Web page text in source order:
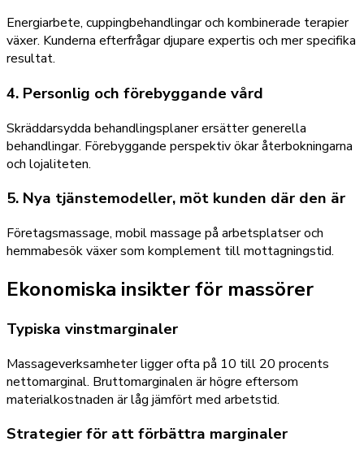
Energiarbete, cuppingbehandlingar och kombinerade terapier
växer. Kunderna efterfrågar djupare expertis och mer specifika
resultat.
4. Personlig och förebyggande vård
Skräddarsydda behandlingsplaner ersätter generella
behandlingar. Förebyggande perspektiv ökar återbokningarna
och lojaliteten.
5. Nya tjänstemodeller, möt kunden där den är
Företagsmassage, mobil massage på arbetsplatser och
hemmabesök växer som komplement till mottagningstid.
Ekonomiska insikter för massörer
Typiska vinstmarginaler
Massageverksamheter ligger ofta på 10 till 20 procents
nettomarginal. Bruttomarginalen är högre eftersom
materialkostnaden är låg jämfört med arbetstid.
Strategier för att förbättra marginaler